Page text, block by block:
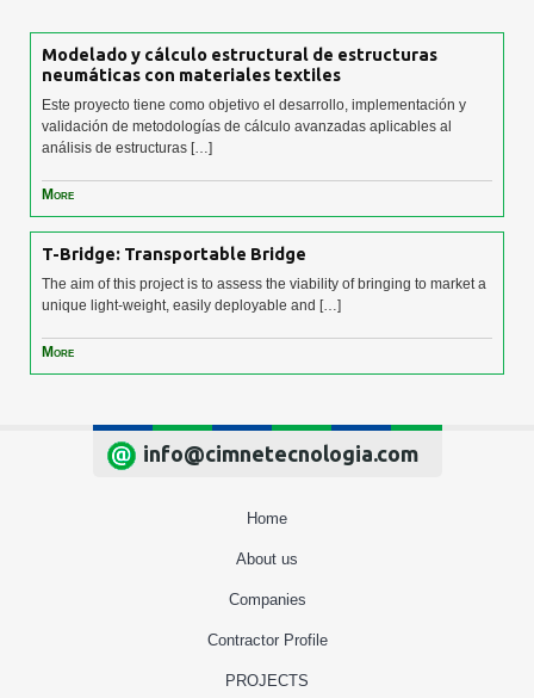
Modelado y cálculo estructural de estructuras
neumáticas con materiales textiles
Este proyecto tiene como objetivo el desarrollo, implementación y
validación de metodologías de cálculo avanzadas aplicables al
análisis de estructuras […]
More
T-Bridge: Transportable Bridge
The aim of this project is to assess the viability of bringing to market a
unique light-weight, easily deployable and […]
More
info@cimnetecnologia.com
Home
About us
Companies
Contractor Profile
PROJECTS